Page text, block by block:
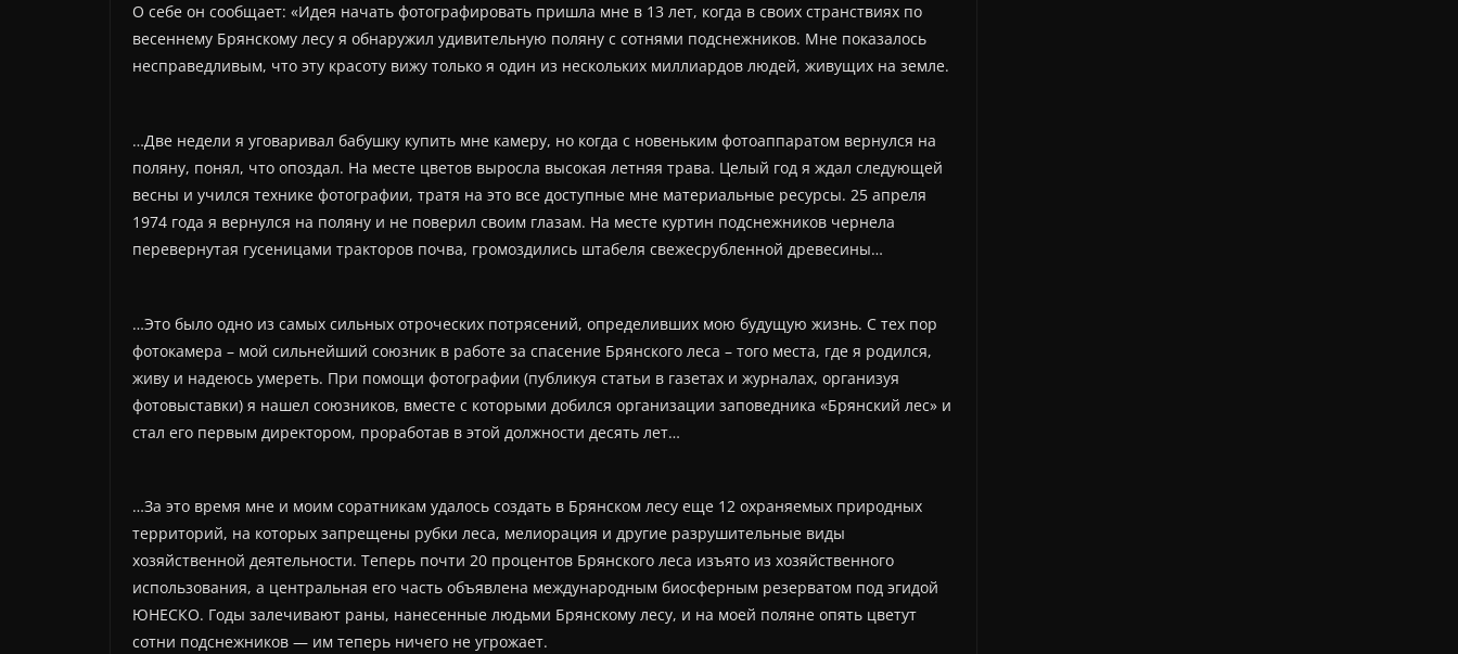
О себе он сообщает: «Идея начать фотографировать пришла мне в 13 лет, когда в своих странствиях по
весеннему Брянскому лесу я обнаружил удивительную поляну с сотнями подснежников. Мне показалось
несправедливым, что эту красоту вижу только я один из нескольких миллиардов людей, живущих на земле.
…Две недели я уговаривал бабушку купить мне камеру, но когда с новеньким фотоаппаратом вернулся на
поляну, понял, что опоздал. На месте цветов выросла высокая летняя трава. Целый год я ждал следующей
весны и учился технике фотографии, тратя на это все доступные мне материальные ресурсы. 25 апреля
1974 года я вернулся на поляну и не поверил своим глазам. На месте куртин подснежников чернела
перевернутая гусеницами тракторов почва, громоздились штабеля свежесрубленной древесины…
…Это было одно из самых сильных отроческих потрясений, определивших мою будущую жизнь. С тех пор
фотокамера – мой сильнейший союзник в работе за спасение Брянского леса – того места, где я родился,
живу и надеюсь умереть. При помощи фотографии (публикуя статьи в газетах и журналах, организуя
фотовыставки) я нашел союзников, вместе с которыми добился организации заповедника «Брянский лес» и
стал его первым директором, проработав в этой должности десять лет…
…За это время мне и моим соратникам удалось создать в Брянском лесу еще 12 охраняемых природных
территорий, на которых запрещены рубки леса, мелиорация и другие разрушительные виды
хозяйственной деятельности. Теперь почти 20 процентов Брянского леса изъято из хозяйственного
использования, а центральная его часть объявлена международным биосферным резерватом под эгидой
ЮНЕСКО. Годы залечивают раны, нанесенные людьми Брянскому лесу, и на моей поляне опять цветут
сотни подснежников — им теперь ничего не угрожает.